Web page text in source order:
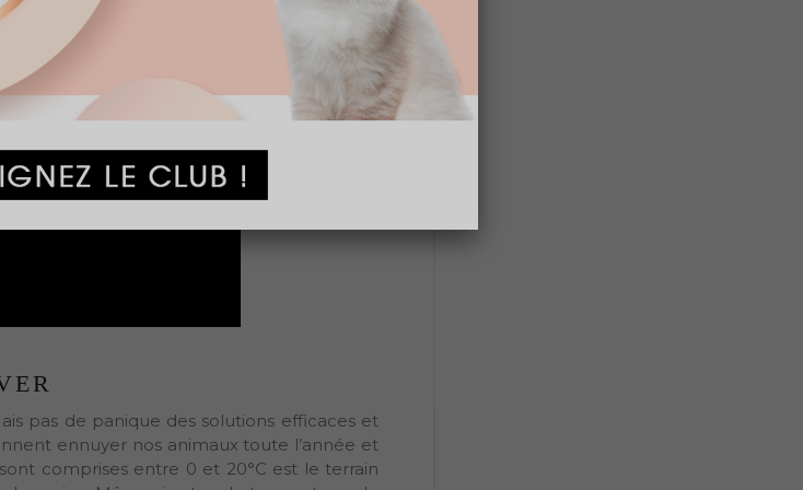
pas de panique des solutions efficaces et
ennuyer nos animaux toute l’année et
comprises entre 0 et 20°C est le terrain